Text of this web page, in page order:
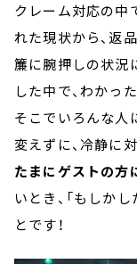
クレーム対応の中
れた現状から、返
簾に腕押しの状況
した中で、わかっ
そこでいろんな人
変えずに、冷静に
たまにゲストの方
いとき、「もしか
とです！